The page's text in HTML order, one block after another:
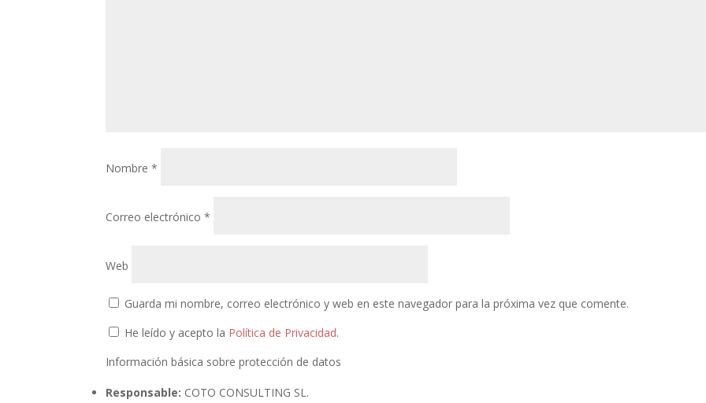
Nombre*
Correo electrónico*
Web
Guarda mi nombre, correo electrónico y web en este navegador para la próxima vez que comente.
He leído y acepto la Política de Privacidad.
Información básica sobre protección de datos
Responsable: COTO CONSULTING SL.